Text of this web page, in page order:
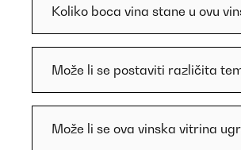
Koliko boca vina stane u ovu
Može li se postaviti različita
Može li se ova vinska vitrina